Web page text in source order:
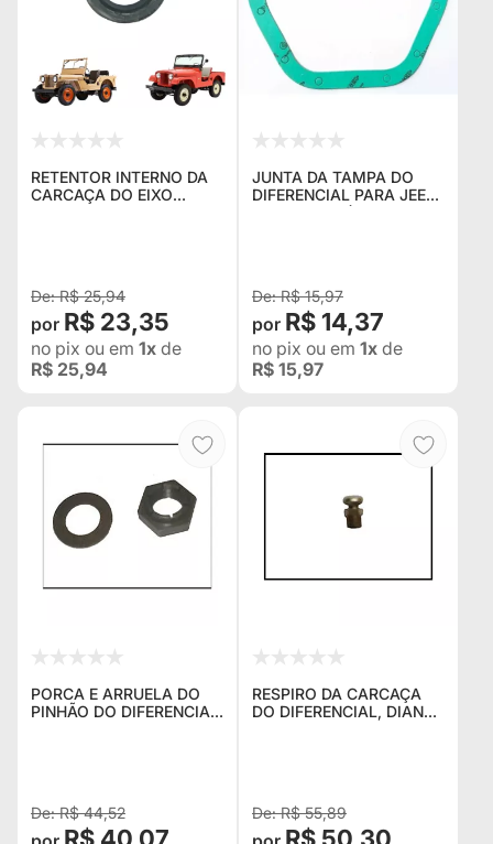
RETENTOR INTERNO DA
CARCAÇA DO EIXO
R$ 25,94
R$ 23,35
no pix ou em 1x de
R$ 25,94
JUNTA DA TAMPA DO
DIFERENCIAL PARA JEEP
WILLYS CJ5 (DIANTEIRO
R$ 15,97
R$ 14,37
no pix ou em 1x de
R$ 15,97
PORCA E ARRUELA DO
PINHÃO DO DIFERENCIAL
R$ 44,52
RESPIRO DA CARCAÇA
DO DIFERENCIAL, DIANT.
R$ 55,89